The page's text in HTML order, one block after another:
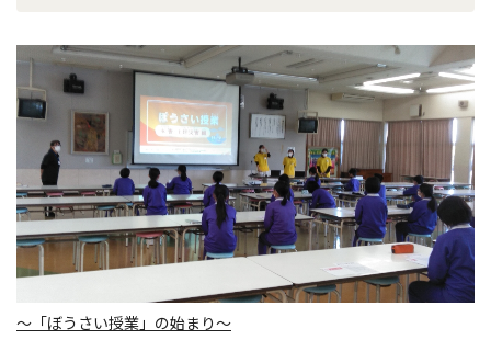
～「ぼうさい授業」の始まり～